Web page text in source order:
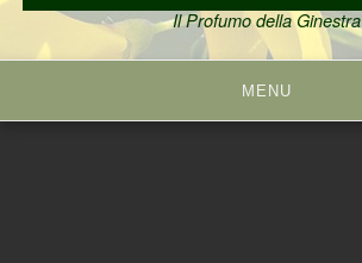
Il Profumo della Ginestra
MENU